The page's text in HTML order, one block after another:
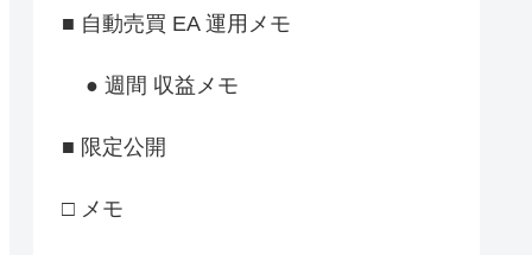
■ 自動売買 EA 運用メモ
● 週間 収益メモ
■ 限定公開
□ メモ